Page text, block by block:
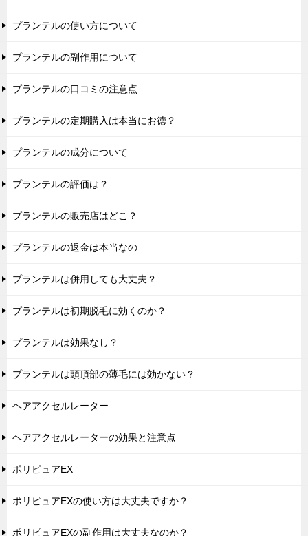
プランテルの使い方について
プランテルの副作用について
プランテルの口コミの注意点
プランテルの定期購入は本当にお徳？
プランテルの成分について
プランテルの評価は？
プランテルの販売店はどこ？
プランテルの返金は本当なの
プランテルは併用しても大丈夫？
プランテルは初期脱毛に効くのか？
プランテルは効果なし？
プランテルは頭頂部の薄毛には効かない？
ヘアアクセルレーター
ヘアアクセルレーターの効果と注意点
ポリピュアEX
ポリピュアEXの使い方は大丈夫ですか？
ポリピュアEXの副作用は大丈夫なのか？